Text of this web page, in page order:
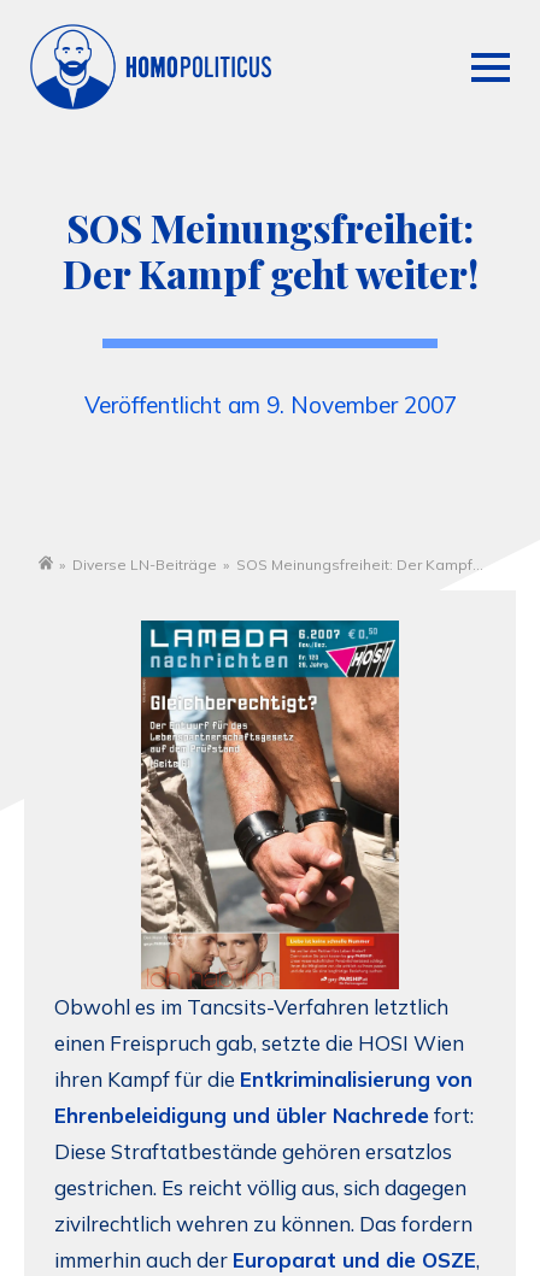
SOS Meinungsfreiheit:
Der Kampf geht weiter!
Veröffentlicht am 9. November 2007
» Diverse LN-Beiträge » SOS Meinungsfreiheit: Der Kampf
Obwohl es im Tancsits-Verfahren letztlich
einen Freispruch gab, setzte die HOSI Wien
ihren Kampf für die Entkriminalisierung von
Ehrenbeleidigung und übler Nachredefort:
Diese Straftatbestände gehören ersatzlos
gestrichen. Es reicht völlig aus, sich dagegen
zivilrechtlich wehren zu können. Das fordern
immerhin auch der Europarat und die OSZE,